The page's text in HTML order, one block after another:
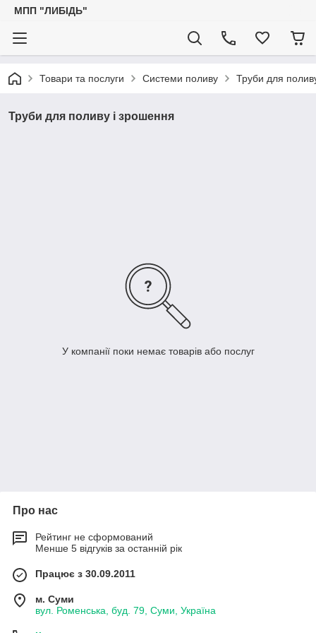
МПП "ЛИБІДЬ"
Товари та послуги Системи поливу Труби для
Труби для поливу і зрошення
У компанії поки немає товарів або послуг
Про нас
Рейтинг не сформований
Менше 5 відгуків за останній рік
Працює з 30.09.2011
м. Суми
вул. Роменська, буд. 79, Суми, Україна